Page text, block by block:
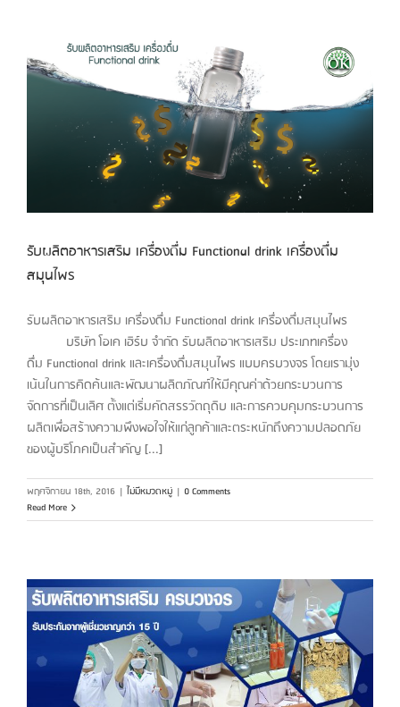
รับผลิตอาหารเสริม เครื่องดื่ม Functional drink เครื่องดื่ม
สมุนไพร
รับผลิตอาหารเสริม เครื่องดื่ม Functional drink เครื่องดื่มสมุนไพร
บริษัท โอเค เฮิร์บ จำกัด รับผลิตอาหารเสริม ประเภทเครื่อง
ดื่ม Functional drink และเครื่องดื่มสมุนไพร แบบครบวงจร โดยเรามุ่ง
เน้นในการคิดค้นและพัฒนาผลิตภัณฑ์ให้มีคุณค่าด้วยกระบวนการ
จัดการที่เป็นเลิศ ตั้งแต่เริ่มคัดสรรวัตถุดิบ และการควบคุมกระบวนการ
ผลิตเพื่อสร้างความพึงพอใจให้แก่ลูกค้าและตระหนักถึงความปลอดภัย
ของผู้บริโภคเป็นสำคัญ [...]
พฤศจิกายน 18th, 2016 | ไม่มีหมวดหมู่ | 0 Comments
Read More